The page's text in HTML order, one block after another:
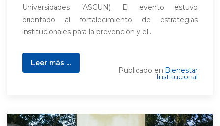
Universidades (ASCUN). El evento estuvo
orientado al fortalecimiento de estrategias
institucionales para la prevención y el...
Leer más ...
Publicado en Bienestar
Institucional